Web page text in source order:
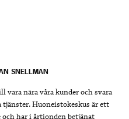
SNELLMAN
vara nära våra kunder och svara
tjänster. Huoneistokeskus är ett
och har i årtionden betjänat